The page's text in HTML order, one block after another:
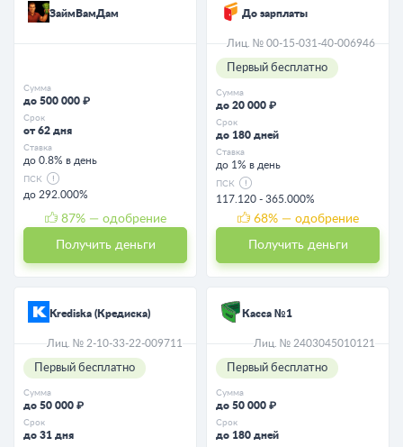
ЗаймВамДам
Сумма
до 500 000 ₽
Срок
от 62 дня
Ставка
до 0.8% в день
ПСК
до 292.000%
87% — одобрение
Получить деньги
До зарплаты
Лиц. № 00-15-031-40-006946
Первый бесплатно
Сумма
до 20 000 ₽
Срок
до 180 дней
Ставка
до 1% в день
ПСК
117.120 - 365.000%
68% — одобрение
Получить деньги
Krediska (Кредиска)
Лиц. № 2-10-33-22-009711
Первый бесплатно
Сумма
до 50 000 ₽
Срок
до 31 дня
Касса №1
Лиц. № 2403045010121
Первый бесплатно
Сумма
до 50 000 ₽
Срок
до 180 дней